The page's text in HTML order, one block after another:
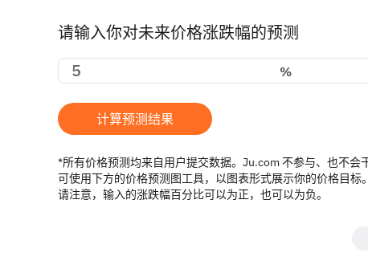
请输入你对未来价格涨跌幅的预测
%
计算预测结果
*所有价格预测均来自用户提交数据。Ju.com 不参与、也不会
可使用下方的价格预测图工具，以图表形式展示你的价格目标
请注意，输入的涨跌幅百分比可以为正，也可以为负。